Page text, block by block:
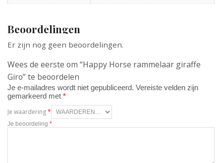
Beoordelingen
Er zijn nog geen beoordelingen.
Wees de eerste om “Happy Horse rammelaar giraffe
Giro” te beoordelen
Je e-mailadres wordt niet gepubliceerd. Vereiste velden zijn
gemarkeerd met *
Je waardering*
Je beoordeling *